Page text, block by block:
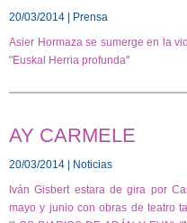
20/03/2014 | Prensa
Asier Hormaza se sumerge en la
"Euskal Herria profunda"
AY CARMELE
20/03/2014 | Noticias
Iván Gisbert estara de gira por
mayo y junio con obras de teatro